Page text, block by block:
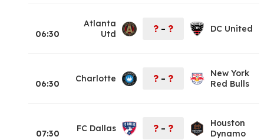
06:30
Atlanta
Utd
? – ? DC United
06:30 Charlotte ? – ?
New York
Red Bulls
07:30 FC Dallas ? – ?
Houston
Dynamo